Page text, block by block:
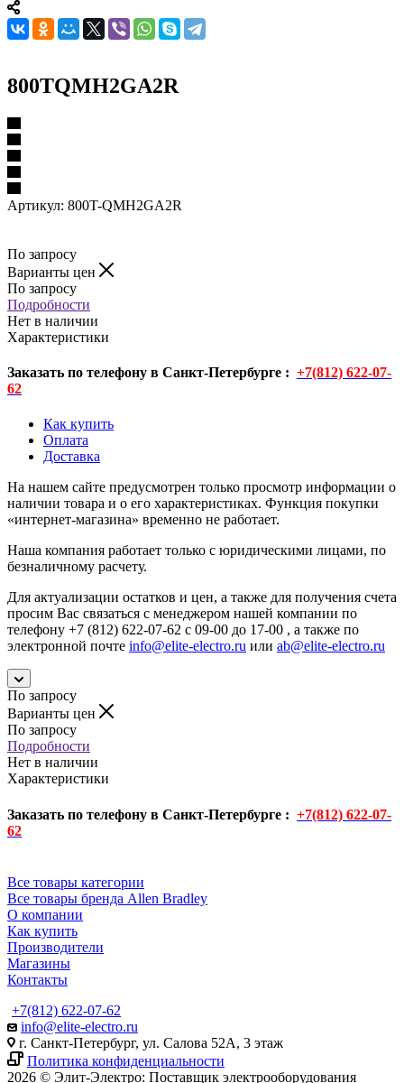
800TQMH2GA2R
Артикул: 800T-QMH2GA2R
По запросу
Варианты цен
По запросу
Подробности
Нет в наличии
Характеристики
Заказать по телефону в Санкт-Петербурге : +7(812) 622-07-
62
Как купить
Оплата
Доставка
На нашем сайте предусмотрен только просмотр информации о
наличии товара и о его характеристиках. Функция покупки
«интернет-магазина» временно не работает.
Наша компания работает только с юридическими лицами, по
безналичному расчету.
Для актуализации остатков и цен, а также для получения счета
просим Вас связаться с менеджером нашей компании по
телефону +7 (812) 622-07-62 с 09-00 до 17-00 , а также по
электронной почте info@elite-electro.ru или ab@elite-electro.ru
По запросу
Варианты цен
По запросу
Подробности
Нет в наличии
Характеристики
Заказать по телефону в Санкт-Петербурге : +7(812) 622-07-
62
Все товары категории
Все товары бренда Allen Bradley
О компании
Как купить
Производители
Магазины
Контакты
+7(812) 622-07-62
info@elite-electro.ru
г. Санкт-Петербург, ул. Салова 52А, 3 этаж
Политика конфиденциальности
2026 © Элит-Электро: Поставщик электрооборудования